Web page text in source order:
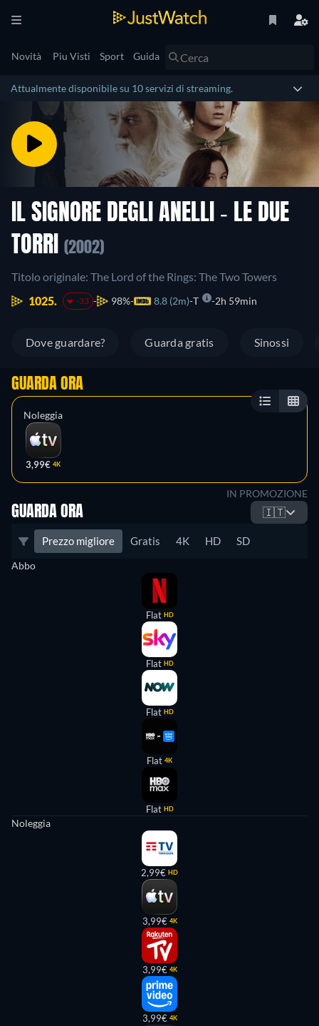
Novità Piu Visti Sport Guida
Attualmente disponibile su 10 servizi di streaming.
IL SIGNORE DEGLI ANELLI - LE DUE
TORRI
(2002)
Titolo originale: The Lord of the Rings: The Two Towers
1025.
-33 98% 8.8 (2m) T 2h 59min
Dove guardare? Guarda gratis Sinossi
GUARDA ORA
Noleggia
3,99€ 4K
IN PROMOZIONE
GUARDA ORA 🇮🇹
Prezzo migliore Gratis 4K HD SD
Abbo
Flat HD
Flat HD
Flat HD
Flat 4K
Flat HD
Noleggia
2,99€ HD
3,99€ 4K
3,99€ 4K
3,99€ 4K